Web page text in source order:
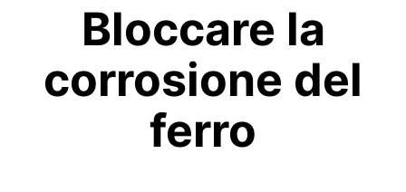
Bloccare la
corrosione del
ferro